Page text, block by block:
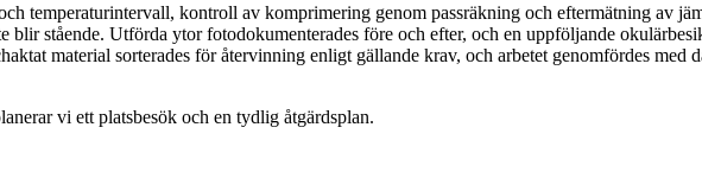
temperaturintervall, kontroll av komprimering genom passräkning och eftermätning av
blir stående. Utförda ytor fotodokumenterades före och efter, och en uppföljande
material sorterades för återvinning enligt gällande krav, och arbetet genomfördes
vi ett platsbesök och en tydlig åtgärdsplan.